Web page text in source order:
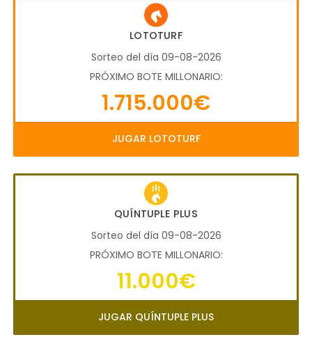
LOTOTURF
Sorteo del día 09-08-2026
PRÓXIMO BOTE MILLONARIO:
1.715.000€
JUGAR LOTOTURF
QUÍNTUPLE PLUS
Sorteo del día 09-08-2026
PRÓXIMO BOTE MILLONARIO:
11.000€
JUGAR QUÍNTUPLE PLUS